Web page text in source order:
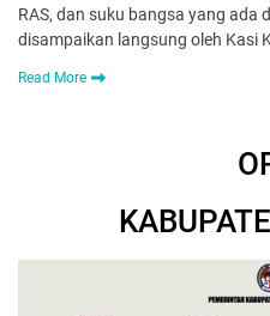
RAS, dan suku bangsa yang ada
disampaikan langsung oleh Kasi
Read More